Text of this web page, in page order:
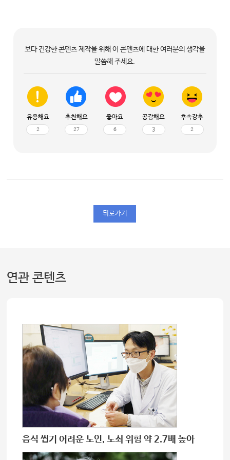
보다 건강한 콘텐츠 제작을 위해 이 콘텐츠에 대한 여러분의 생각을
말씀해 주세요.
유용해요
2
추천해요
27
좋아요
6
공감해요
3
후속강추
2
뒤로가기
연관 콘텐츠
음식 씹기 어려운 노인, 노쇠 위험 약 2.7배 높아